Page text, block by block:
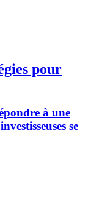
pour
à une
se